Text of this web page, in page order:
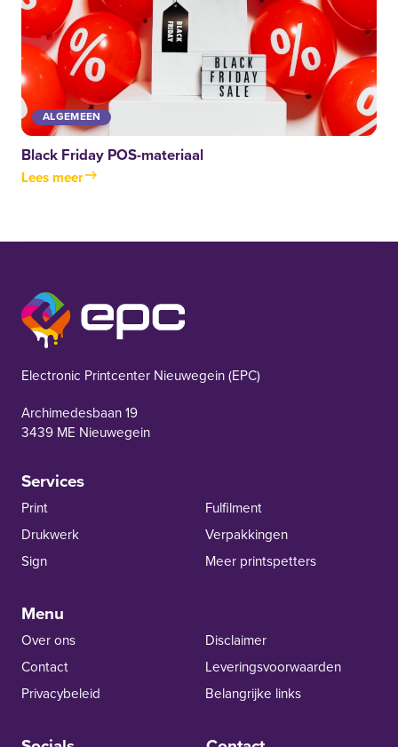
ALGEMEEN
Black Friday POS-materiaal
Lees meer
Electronic Printcenter Nieuwegein (EPC)
Archimedesbaan 19
3439 ME Nieuwegein
Services
Print
Drukwerk
Sign
Fulfilment
Verpakkingen
Meer printspetters
Menu
Over ons
Contact
Privacybeleid
Disclaimer
Leverings­voor­waarden
Belangrijke links